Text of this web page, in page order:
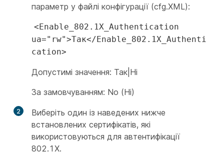
параметр у файлі конфігурації (cfg.XML):
<Enable_802.1X_Authentication
ua="rw">Так</Enable_802.1X_Authenti
cation>
Допустимі значення: Так|Ні
За замовчуванням: No (Ні)
2
Виберіть один із наведених нижче
встановлених сертифікатів, які
використовуються для автентифікації
802.1X.